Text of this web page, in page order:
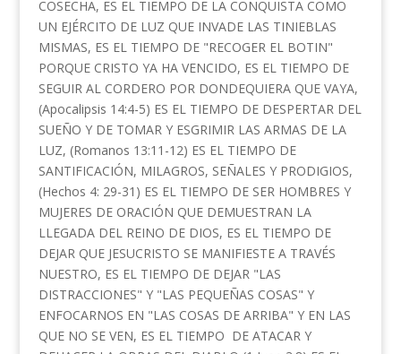
COSECHA, ES EL TIEMPO DE LA CONQUISTA COMO
UN EJÉRCITO DE LUZ QUE INVADE LAS TINIEBLAS
MISMAS, ES EL TIEMPO DE "RECOGER EL BOTIN"
PORQUE CRISTO YA HA VENCIDO, ES EL TIEMPO DE
SEGUIR AL CORDERO POR DONDEQUIERA QUE VAYA,
(Apocalipsis 14:4-5) ES EL TIEMPO DE DESPERTAR DEL
SUEÑO Y DE TOMAR Y ESGRIMIR LAS ARMAS DE LA
LUZ, (Romanos 13:11-12) ES EL TIEMPO DE
SANTIFICACIÓN, MILAGROS, SEÑALES Y PRODIGIOS,
(Hechos 4: 29-31) ES EL TIEMPO DE SER HOMBRES Y
MUJERES DE ORACIÓN QUE DEMUESTRAN LA
LLEGADA DEL REINO DE DIOS, ES EL TIEMPO DE
DEJAR QUE JESUCRISTO SE MANIFIESTE A TRAVÉS
NUESTRO, ES EL TIEMPO DE DEJAR "LAS
DISTRACCIONES" Y "LAS PEQUEÑAS COSAS" Y
ENFOCARNOS EN "LAS COSAS DE ARRIBA" Y EN LAS
QUE NO SE VEN, ES EL TIEMPO DE ATACAR Y